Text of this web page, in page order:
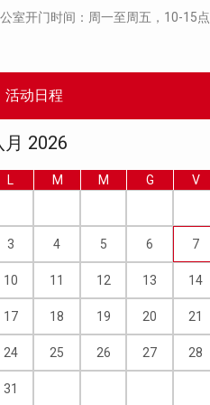
室开门时间：周一至周五，10-15点
活动日程
月 2026
L M M G V
3 4 5 6 7
10 11 12 13 14
17 18 19 20 21
24 25 26 27 28
31